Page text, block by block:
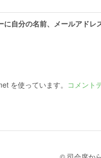
自分の名前、メールアドレ
を使っています。 コメント